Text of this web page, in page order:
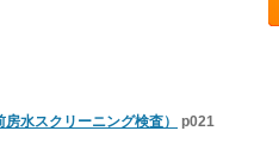
水スクリーニング検査）
p021